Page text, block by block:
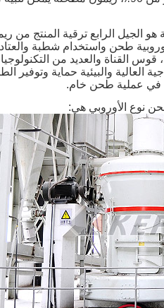
الجيل الرابع ترقية المنتج من
طحن واستخدام شطبة
قوس القناة والعديد من
العالية والبيئية حماية وتوفير
في عملية طحن خام.
نوع الأوروبي هي: